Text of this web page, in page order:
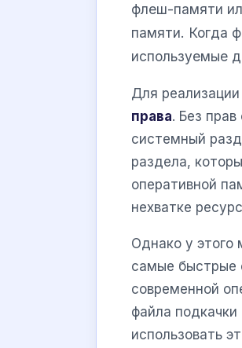
флеш-памяти
памяти. Когда
используемые
Для
права. Без
системный
раздела,
оперативной
нехватке
Однако у
самые быстрые
современной
файла
использовать